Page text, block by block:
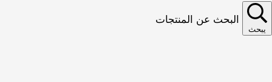
يبحث
البحث عن المنتجات